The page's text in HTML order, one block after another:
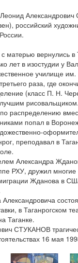
российский
матерью вернулись в
лет в изостудии у
училище
раза, где
(класс П. Н.
рисовальщиком.
распределению
попал в
преподавал в
Александра
РХУ, дружил многие
Жданова в
в Таганрогском
Таганке.
СТУКАНОВ
16 мая